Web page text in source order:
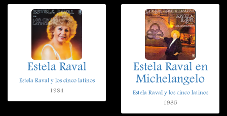
Estela Raval
Estela Raval y los cinco latinos
1984
Estela Raval en
Michelangelo
Estela Raval y los cinco latinos
1985